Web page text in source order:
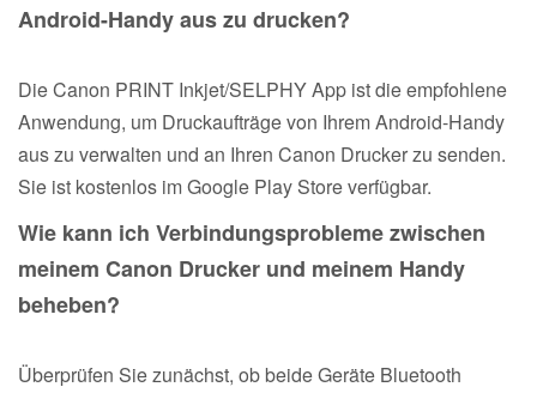
Android-Handy aus zu drucken?
Die Canon PRINT Inkjet/SELPHY App ist die empfohlene
Anwendung, um Druckaufträge von Ihrem Android-Handy
aus zu verwalten und an Ihren Canon Drucker zu senden.
Sie ist kostenlos im Google Play Store verfügbar.
Wie kann ich Verbindungsprobleme zwischen
meinem Canon Drucker und meinem Handy
beheben?
Überprüfen Sie zunächst, ob beide Geräte Bluetooth